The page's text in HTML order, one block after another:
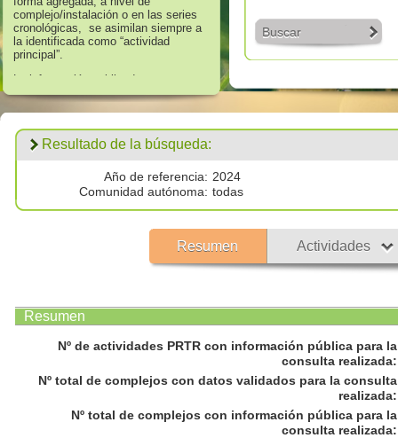
complejo/instalación o en las series
cronológicas, se asimilan siempre a
la identificada como “actividad
principal”.
La información publicada en
referencia a los años 2008 hasta
establecidos en el Anexo II “Lista de
Sustancias” del Real Decreto
508/2007, de 20 de abril, que regula
el suministro de información sobre
emisiones del Reglamento E - PRTR
y de las autorizaciones ambientales
integradas.
Los datos publicados respecto al
todas las
emisiones por encima de cero
Buscar
Resultado de la búsqueda:
Año de referencia: 2024
Comunidad autónoma: todas
Resumen Actividades
Resumen
Nº de actividades PRTR con información pública para la
consulta realizada:
Nº total de complejos con datos validados para la consulta
realizada:
Nº total de complejos con información pública para la
consulta realizada: